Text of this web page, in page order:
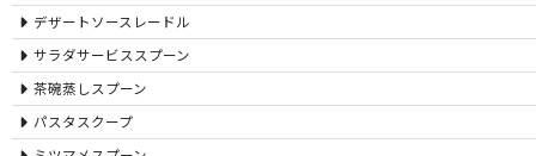
デザートソースレードル
サラダサービススプーン
茶碗蒸しスプーン
パスタスクープ